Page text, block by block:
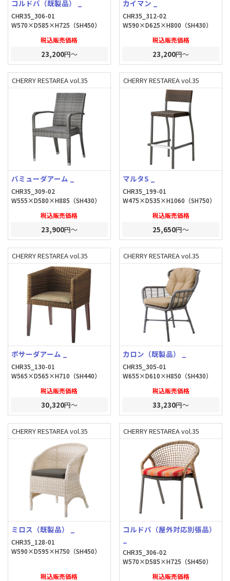
コルドバ（既製品） _
CHR35_306-01
W570×D585×H725（SH450）
税込販売価格
23,200円～
カイマン _
CHR35_312-02
W590×D625×H800（SH430）
税込販売価格
23,200円～
CHERRY RESTAREA vol.35
バミューダアーム _
CHR35_309-02
W555×D580×H885（SH430）
税込販売価格
23,900円～
CHERRY RESTAREA vol.35
マルタS _
CHR35_199-01
W475×D535×H1060（SH750）
税込販売価格
25,650円～
CHERRY RESTAREA vol.35
ポサーダアーム _
CHR35_130-01
W565×D565×H710（SH440）
税込販売価格
30,320円～
CHERRY RESTAREA vol.35
カロン（既製品） _
CHR35_305-01
W655×D610×H850（SH430）
税込販売価格
33,230円～
CHERRY RESTAREA vol.35
ミロス（既製品） _
CHR35_128-01
W590×D595×H750（SH450）
税込販売価格
CHERRY RESTAREA vol.35
コルドバ（屋外対応別張品）
CHR35_306-02
W570×D585×H725（SH450）
税込販売価格